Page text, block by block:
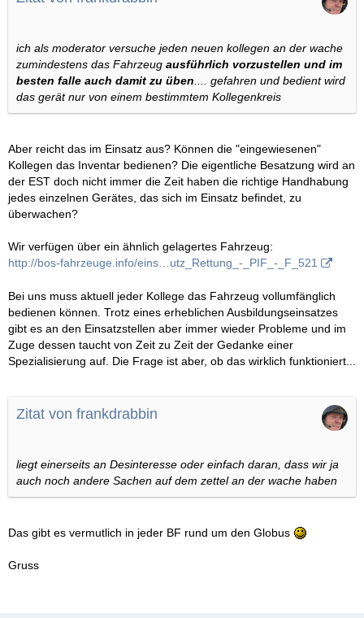
ich als moderator versuche jeden neuen kollegen an der wache
zumindestens das Fahrzeug ausführlich vorzustellen und im
besten falle auch damit zu üben .... gefahren und bedient wird
das gerät nur von einem bestimmtem Kollegenkreis
Aber reicht das im Einsatz aus? Können die "eingewiesenen"
Kollegen das Inventar bedienen? Die eigentliche Besatzung wird an
der EST doch nicht immer die Zeit haben die richtige Handhabung
jedes einzelnen Gerätes, das sich im Einsatz befindet, zu
überwachen?
Wir verfügen über ein ähnlich gelagertes Fahrzeug:
http://bos-fahrzeuge.info/eins…utz_Rettung_-_PIF_-_F_521
Bei uns muss aktuell jeder Kollege das Fahrzeug vollumfänglich
bedienen können. Trotz eines erheblichen Ausbildungseinsatzes
gibt es an den Einsatzstellen aber immer wieder Probleme und im
Zuge dessen taucht von Zeit zu Zeit der Gedanke einer
Spezialisierung auf. Die Frage ist aber, ob das wirklich funktioniert...
Zitat von frankdrabbin
liegt einerseits an Desinteresse oder einfach daran, dass wir ja
auch noch andere Sachen auf dem zettel an der wache haben
Das gibt es vermutlich in jeder BF rund um den Globus
Gruss